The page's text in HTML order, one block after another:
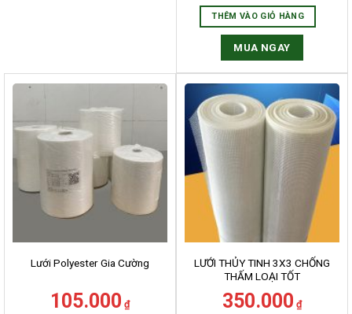
THÊM VÀO GIỎ HÀNG
MUA NGAY
Lưới Polyester Gia Cường
105.000 ₫
LƯỚI THỦY TINH 3X3 CHỐNG
THẤM LOẠI TỐT
350.000 ₫